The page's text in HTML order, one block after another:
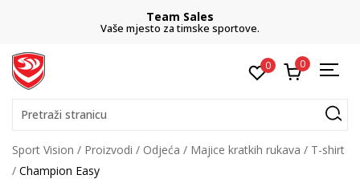
Team Sales
Vaše mjesto za timske sportove.
0 0
Pretraži stranicu
Sport Vision Proizvodi Odjeća Majice kratkih rukava
T-shirt
Champion Easy